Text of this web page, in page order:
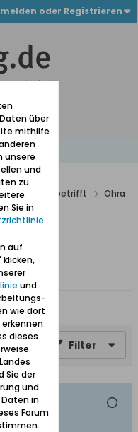
oder Registrieren
was Danzig betrifft
Ohra
Filter
über
mithilfe
unsere
und
zu
Sie in
.
auf
klicken,
und
wie dort
erkennen
dieses
Sie der
und
in
Forum